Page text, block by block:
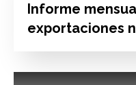
Informe
exportaciones